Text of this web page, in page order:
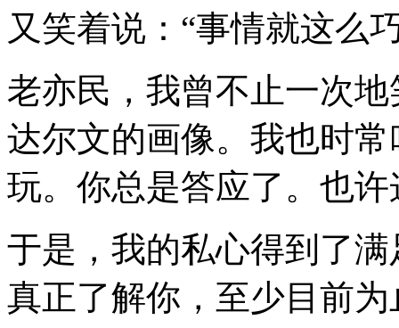
又笑着说：“事情就这么
老亦民，我曾不止一次
达尔文的画像。我也时
玩。你总是答应了。也
于是，我的私心得到了
真正了解你，至少目前为